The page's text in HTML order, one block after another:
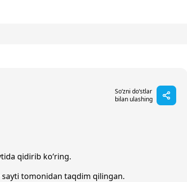
So‘zni do‘stlar
bilan ulashing
qidirib ko‘ring.
sayti tomonidan taqdim qilingan.